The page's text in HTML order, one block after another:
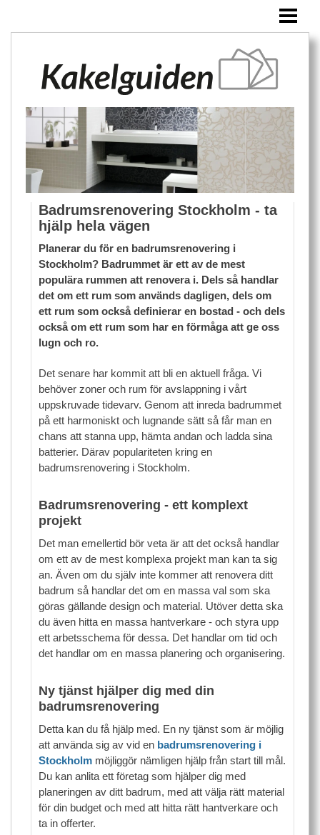
ÖVRIGA PRODUKTER
BLOGG
Badrumsrenovering Stockholm - ta
hjälp hela vägen
Planerar du för en badrumsrenovering i
Stockholm? Badrummet är ett av de mest
populära rummen att renovera i. Dels så handlar
det om ett rum som används dagligen, dels om
ett rum som också definierar en bostad - och dels
också om ett rum som har en förmåga att ge oss
lugn och ro.
Det senare har kommit att bli en aktuell fråga. Vi
behöver zoner och rum för avslappning i vårt
uppskruvade tidevarv. Genom att inreda badrummet
på ett harmoniskt och lugnande sätt så får man en
chans att stanna upp, hämta andan och ladda sina
batterier. Därav populariteten kring en
badrumsrenovering i Stockholm.
Badrumsrenovering - ett komplext
projekt
Det man emellertid bör veta är att det också handlar
om ett av de mest komplexa projekt man kan ta sig
an. Även om du själv inte kommer att renovera ditt
badrum så handlar det om en massa val som ska
göras gällande design och material. Utöver detta ska
du även hitta en massa hantverkare - och styra upp
ett arbetsschema för dessa. Det handlar om tid och
det handlar om en massa planering och organisering.
Ny tjänst hjälper dig med din
badrumsrenovering
Detta kan du få hjälp med. En ny tjänst som är möjlig
att använda sig av vid en badrumsrenovering i
Stockholm möjliggör nämligen hjälp från start till mål.
Du kan anlita ett företag som hjälper dig med
planeringen av ditt badrum, med att välja rätt material
för din budget och med att hitta rätt hantverkare och
ta in offerter.